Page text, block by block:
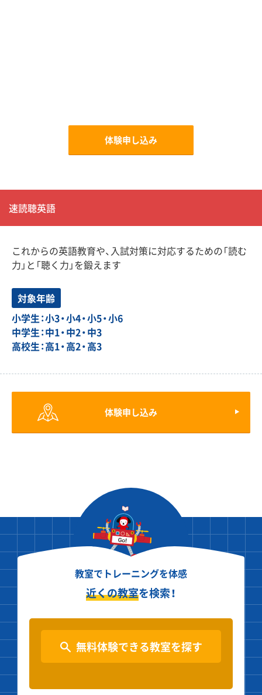
体験申し込み
速読聴英語
これからの英語教育や、入試対策に対応するための「読む
力」と「聴く力」を鍛えます
対象年齢
小学生：小3・小4・小5・小6
中学生：中1・中2・中3
高校生：高1・高2・高3
体験申し込み
教室でトレーニングを体感
近くの教室を検索！
無料体験できる教室を探す